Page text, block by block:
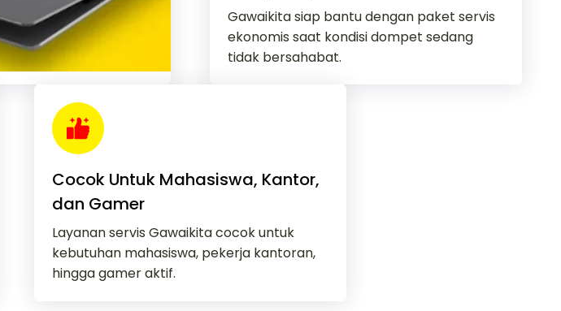
Gawaikita siap bantu dengan paket servis
ekonomis saat kondisi dompet sedang
tidak bersahabat.
Cocok Untuk Mahasiswa, Kantor,
dan Gamer
Layanan servis Gawaikita cocok untuk
kebutuhan mahasiswa, pekerja kantoran,
hingga gamer aktif.